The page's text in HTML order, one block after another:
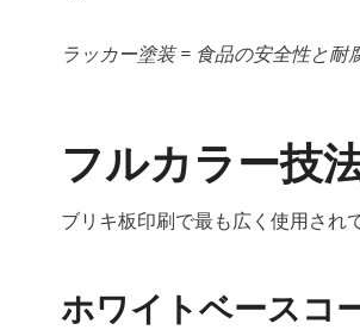
ラッカー塗装 = 食品の安全性と耐
フルカラー技
ブリキ板印刷で最も広く使用され
ホワイトベースコ